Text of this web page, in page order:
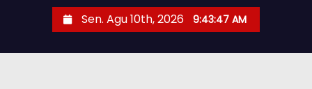
Sen. Agu 10th, 2026 9:43:49 AM